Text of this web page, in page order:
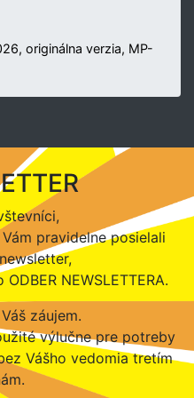
originálna verzia, MP-
pravidelne posielali
NEWSLETTERA.
záujem.
výlučne pre potreby
Vášho vedomia tretím